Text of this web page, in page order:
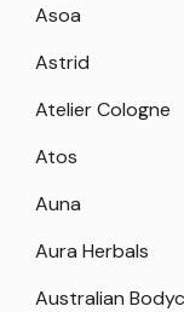
Asoa
Astrid
Atelier Cologne
Atos
Auna
Aura Herbals
Australian